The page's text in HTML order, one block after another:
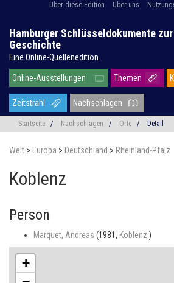
Über diese Edition Über uns
Hamburger Schlüsseldokumente
Geschichte
Eine Online-Quellenedition
Online-Ausstellungen Themen
Zeitstrahl Nachschlagen
Startseite / Nachschlagen / Orte / Detail
Welt > Europa > Deutschland > Rheinland-Pfalz
Koblenz
Person
Marquet, Andreas (1981, Koblenz )
+